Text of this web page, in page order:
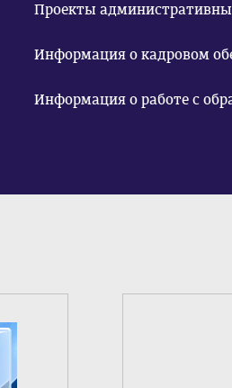
Проекты
Информация о кадровом
Информация о работе с